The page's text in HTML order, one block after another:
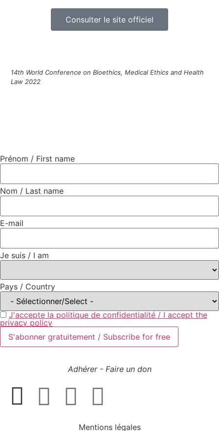
Consulter le site officiel
14th World Conference on Bioethics, Medical Ethics and Health
Law 2022
Prénom / First name
Nom / Last name
E-mail
Je suis / I am
Pays / Country
J'accepte la politique de confidentialité / I accept the
privacy policy
Adhérer - Faire un don
Mentions légales